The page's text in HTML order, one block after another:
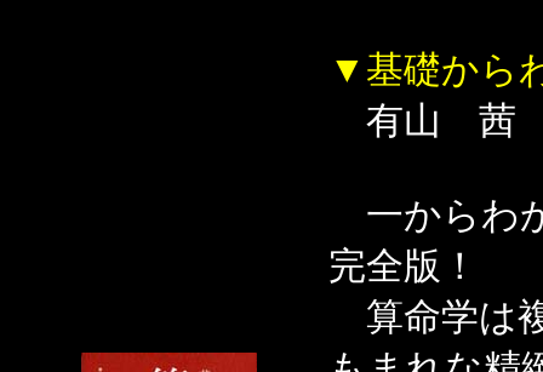
▼基礎から
有山 茜
一からわ
完全版！
算命学は